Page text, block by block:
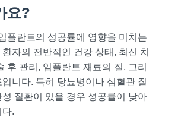
요?
플란트의 성공률에 영향을 미치는
자의 전반적인 건강 상태, 최신 치
후 관리, 임플란트 재료의 질, 그리
입니다. 특히 당뇨병이나 심혈관 질
성 질환이 있을 경우 성공률이 낮아
다.